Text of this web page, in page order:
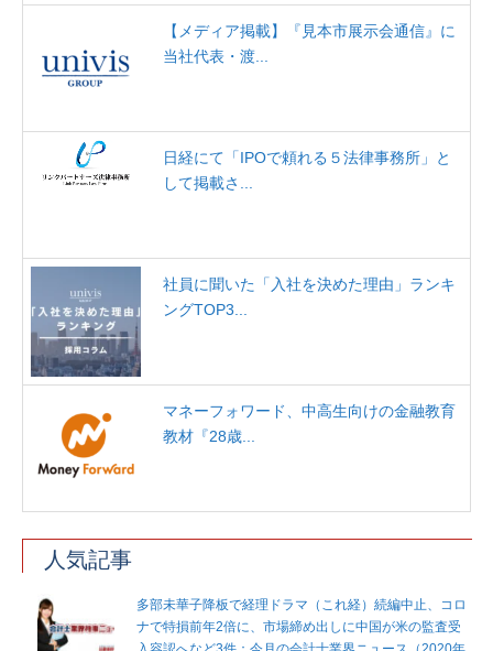
【メディア掲載】『見本市展示会通信』に
当社代表・渡...
日経にて「IPOで頼れる５法律事務所」と
して掲載さ...
社員に聞いた「入社を決めた理由」ランキ
ングTOP3...
マネーフォワード、中高生向けの金融教育
教材『28歳...
人気記事
多部未華子降板で経理ドラマ（これ経）続編中止、コロ
ナで特損前年2倍に、市場締め出しに中国が米の監査受